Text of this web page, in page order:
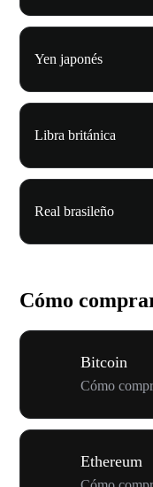
Yen japonés
Libra británica
Real brasileño
Cómo
Bitcoin
Cómo
Ethereum